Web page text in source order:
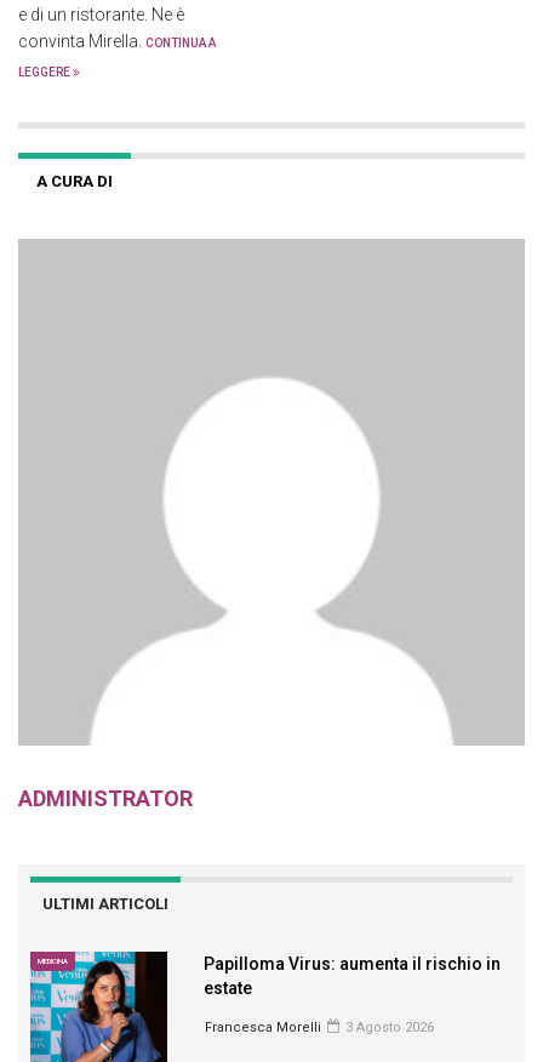
e di un ristorante. Ne è
convinta Mirella. CONTINUA A
LEGGERE
A CURA DI
ADMINISTRATOR
ULTIMI ARTICOLI
MEDICINA
Papilloma Virus: aumenta il rischio in
estate
Francesca Morelli 3 Agosto 2026